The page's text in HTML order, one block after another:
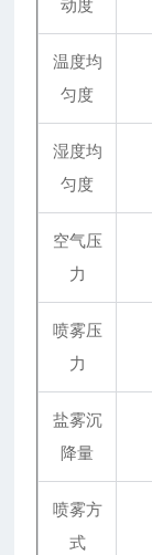
动度
温度均
匀度
湿度均
匀度
空气压
力
喷雾压
力
盐雾沉
降量
喷雾方
式